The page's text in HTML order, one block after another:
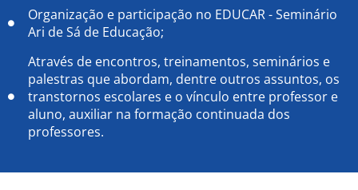
Organização e participação no EDUCAR - Seminário
Ari de Sá de Educação;
Através de encontros, treinamentos, seminários e
palestras que abordam, dentre outros assuntos, os
transtornos escolares e o vínculo entre professor e
aluno, auxiliar na formação continuada dos
professores.